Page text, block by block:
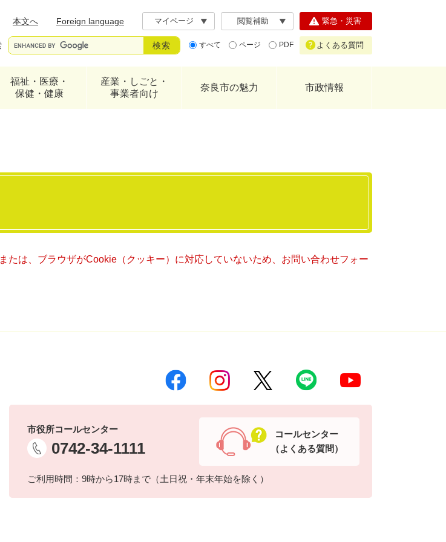
本文へ
Foreign language マイページ 閲覧補助
すべて ページ PDF
緊急・災害
よくある質問
福祉・医療・
保健・健康
産業・しごと・
事業者向け
奈良市の魅力 市政情報
は、ブラウザがCookie（クッキー）に対応していないため、お問い合わせフォー
市役所コールセンター
0742-34-1111
ご利用時間：9時から17時まで（土日祝・年末年始を除く）
コールセンター
（よくある質問）